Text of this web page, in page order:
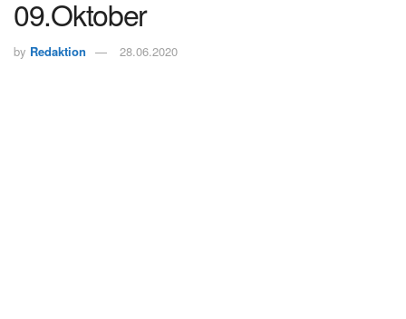
09.Oktober
by Redaktion 28.06.2020